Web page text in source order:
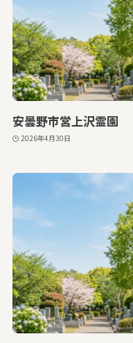
安曇野市営上沢霊園
2026年4月30日